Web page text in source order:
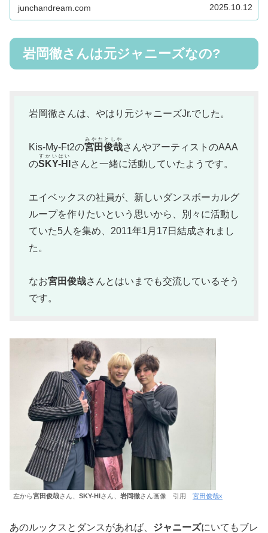
junchandream.com 2025.10.12
岩岡徹さんは元ジャニーズなの?
岩岡徹さんは、やはり元ジャニーズJr.でした。
Kis-My-Ft2の宮田俊哉
みやたとしや
さんやアーティストのAAA
のSKY-HI
すかいはい
さんと一緒に活動していたようです。
エイベックスの社員が、新しいダンスボーカルグ
ループを作りたいという思いから、別々に活動し
ていた5人を集め、2011年1月17日結成されまし
た。
なお宮田俊哉さんとはいまでも交流しているそう
です。
左から宮田俊哉さん、 SKY-HIさん、 岩岡徹さん画像 引用 宮田俊哉x
あのルックスとダンスがあれば、 ジャニーズにいてもブレ